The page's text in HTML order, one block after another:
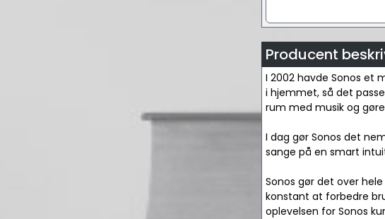
Producent
I 2002 havde Sonos et
i hjemmet, så det
rum med musik og
I dag gør Sonos det
sange på en smart
Sonos gør det over
konstant at forbedre
oplevelsen for Sonos